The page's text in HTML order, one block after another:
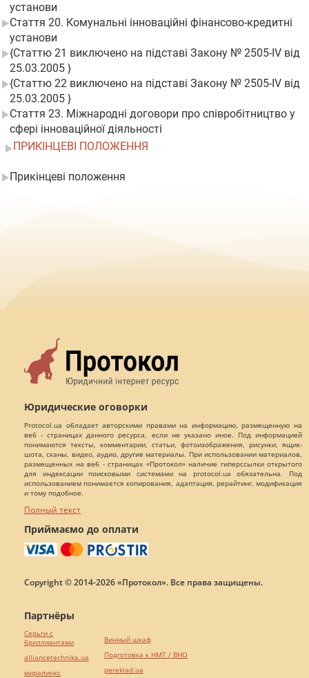
установи
Стаття 20. Комунальні інноваційні фінансово-кредитні
установи
{Статтю 21 виключено на підставі Закону № 2505-IV від
25.03.2005 }
{Статтю 22 виключено на підставі Закону № 2505-IV від
25.03.2005 }
Стаття 23. Міжнародні договори про співробітництво у
сфері інноваційної діяльності
ПРИКІНЦЕВІ ПОЛОЖЕННЯ
Прикінцеві положення
Юридические оговорки
Protocol.ua обладает авторскими правами на информацию, размещенную на
веб - страницах данного ресурса, если не указано иное. Под информацией
понимаются тексты, комментарии, статьи, фотоизображения, рисунки, ящик-
шота, сканы, видео, аудио, другие материалы. При использовании материалов,
размещенных на веб - страницах «Протокол» наличие гиперссылки открытого
для индексации поисковыми системами на protocol.ua обязательна. Под
использованием понимается копирования, адаптация, рерайтинг, модификация
и тому подобное.
Полный текст
Приймаємо до оплати
Copyright © 2014-2026 «Протокол». Все права защищены.
Партнёры
Серьги с
бриллиантами
alliancetechnika.ua
миралинкс
Винный шкаф
Подготовка к НМТ / ВНО
pereklad.ua